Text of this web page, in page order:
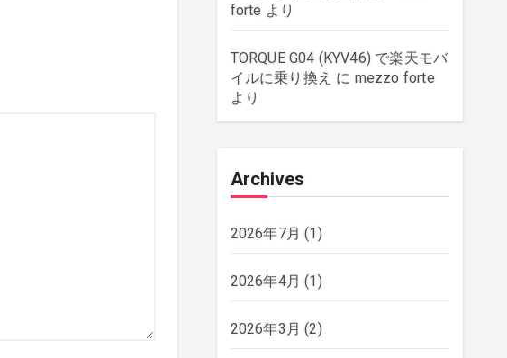
forte より
TORQUE G04 (KYV46) で楽天モバ
イルに乗り換え に mezzo forte
より
Archives
2026年7月 (1)
2026年4月 (1)
2026年3月 (2)